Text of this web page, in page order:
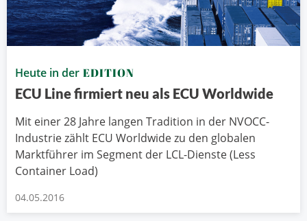
Heute in der EDITION
ECU Line firmiert neu als ECU Worldwide
Mit einer 28 Jahre langen Tradition in der NVOCC-
Industrie zählt ECU Worldwide zu den globalen
Marktführer im Segment der LCL-Dienste (Less
Container Load)
04.05.2016